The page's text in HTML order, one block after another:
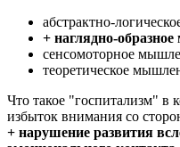
абстрактно-
+ наглядно-
сенсомоторное
теоретическое
Что такое "госпитализм" в
избыток внимания со
+ нарушение развития